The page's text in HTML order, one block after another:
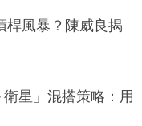
桿風暴？陳威良揭
星」混搭策略：用